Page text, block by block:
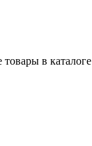
в каталоге